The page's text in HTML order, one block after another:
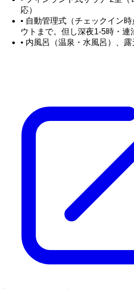
応）
• 自動管理式（チェックイン
ウトまで。但し深夜1-5時・連
• 内風呂（温泉・水風呂）、露